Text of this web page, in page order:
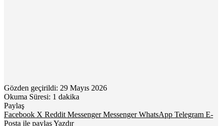
Gözden geçirildi: 29 Mayıs 2026
Okuma Süresi: 1 dakika
Paylaş
Facebook X Reddit Messenger Messenger WhatsApp Telegram E-
Posta ile paylaşYazdır